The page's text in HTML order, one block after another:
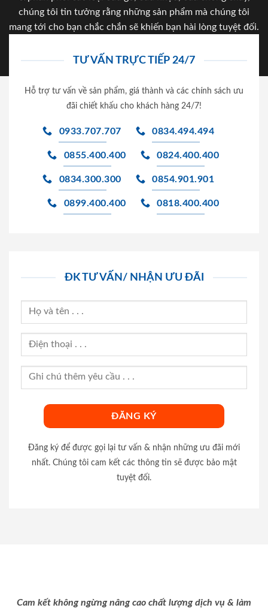
chúng tôi tin tưởng rằng những sản phẩm mà chúng tôi
mang tới cho bạn chắc chắn sẽ khiến bạn hài lòng tuyệt đối.
TƯ VẤN TRỰC TIẾP 24/7
Hỗ trợ tư vấn về sản phẩm, giá thành và các chính sách ưu
đãi chiết khấu cho khách hàng 24/7!
0933.707.707 0834.494.494
0855.400.400 0824.400.400
0834.300.300 0854.901.901
0899.400.400 0818.400.400
ĐK TƯ VẤN/ NHẬN ƯU ĐÃI
Đăng ký để được gọi lại tư vấn & nhận những ưu đãi mới
nhất. Chúng tôi cam kết các thông tin sẽ được bảo mật
tuyệt đối.
Cam kết không ngừng nâng cao chất lượng dịch vụ & làm